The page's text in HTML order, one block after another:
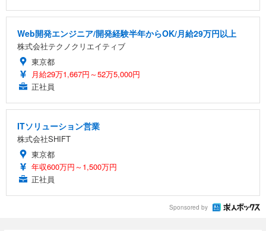
Web開発エンジニア/開発経験半年からOK/月給29万円以上
株式会社テクノクリエイティブ
東京都
月給29万1,667円～52万5,000円
正社員
ITソリューション営業
株式会社SHIFT
東京都
年収600万円～1,500万円
正社員
Sponsored by